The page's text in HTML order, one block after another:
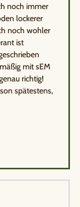
noch immer
lockerer
noch wohler
ist
mit sEM
richtig!
spätestens,